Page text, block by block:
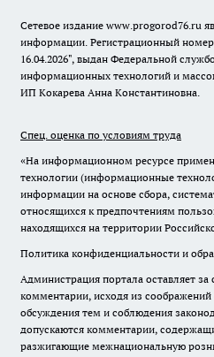
Сетевое издание www.progorod76.ru
информации. Регистрационный
16.04.2026", выдан Федеральной
информационных технологий и
ИП Кокарева Анна Константиновна.
Спец. оценка по условиям труда
«На информационном ресурсе
технологии (информационные
информации на основе сбора,
относящихся к предпочтениям
находящихся на территории
Политика конфиденциальности и
Администрация портала оставляет
комментарии, исходя из соображений
обсуждения тем и соблюдения
допускаются комментарии,
разжигающие межнациональную